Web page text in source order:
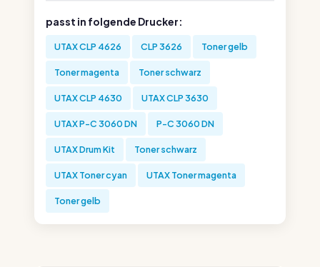
passt in folgende Drucker:
UTAX CLP 4626 CLP 3626 Toner gelb
Toner magenta Toner schwarz
UTAX CLP 4630 UTAX CLP 3630
UTAX P-C 3060 DN P-C 3060 DN
UTAX Drum Kit Toner schwarz
UTAX Toner cyan UTAX Toner magenta
Toner gelb